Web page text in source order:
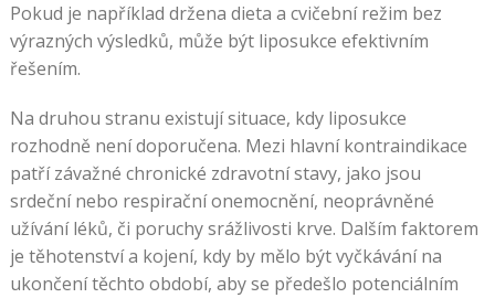
Pokud je například držena dieta a cvičební režim bez
výrazných výsledků, může být liposukce efektivním
řešením.
Na druhou stranu existují situace, kdy liposukce
rozhodně není doporučena. Mezi hlavní kontraindikace
patří závažné chronické zdravotní stavy, jako jsou
srdeční nebo respirační onemocnění, neoprávněné
užívání léků, či poruchy srážlivosti krve. Dalším faktorem
je těhotenství a kojení, kdy by mělo být vyčkávání na
ukončení těchto období, aby se předešlo potenciálním